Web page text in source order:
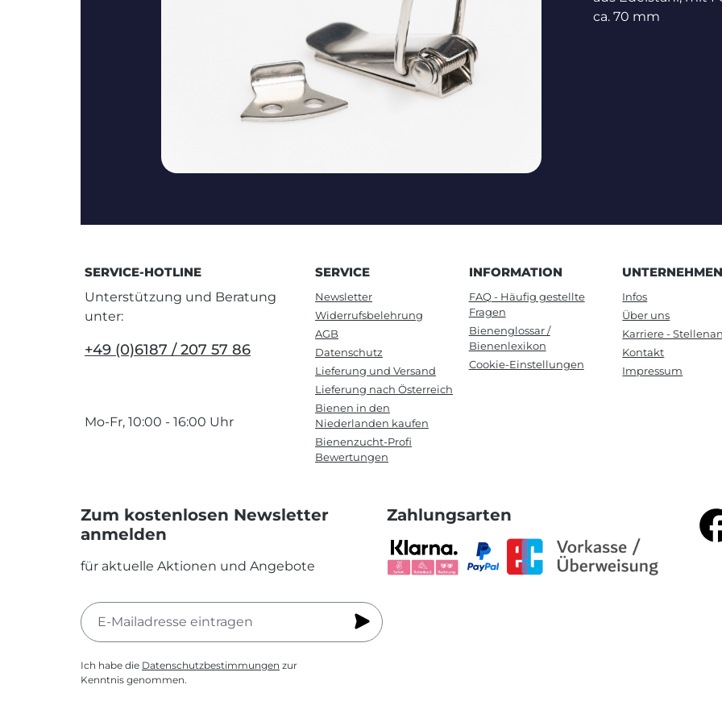
ca. 70 mm
SERVICE-HOTLINE
Unterstützung und Beratung
unter:
+49 (0)6187 / 207 57 86
Mo-Fr, 10:00 - 16:00 Uhr
SERVICE
Newsletter
Widerrufsbelehrung
AGB
Datenschutz
Lieferung und Versand
Lieferung nach Österreich
Bienen in den
Niederlanden kaufen
Bienenzucht-Profi
Bewertungen
INFORMATION
FAQ - Häufig gestellte
Fragen
Bienenglossar /
Bienenlexikon
Cookie-Einstellungen
UNTERNEHMEN
Infos
Über uns
Karriere -
Kontakt
Impressum
Zum kostenlosen Newsletter
anmelden
für aktuelle Aktionen und Angebote
Ich habe die Datenschutzbestimmungen zur
Kenntnis genommen.
Zahlungsarten